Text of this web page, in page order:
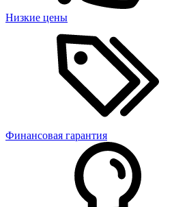
Низкие цены
Финансовая гарантия